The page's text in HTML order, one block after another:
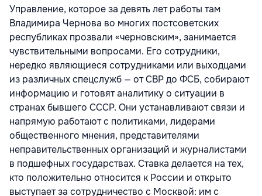
Управление, которое за девять лет работы там
Владимира Чернова во многих постсоветских
республиках прозвали «черновским», занимается
чувствительными вопросами. Его сотрудники,
нередко являющиеся сотрудниками или выходцами
из различных спецслужб — от СВР до ФСБ, собирают
информацию и готовят аналитику о ситуации в
странах бывшего СССР. Они устанавливают связи и
напрямую работают с политиками, лидерами
общественного мнения, представителями
неправительственных организаций и журналистами
в подшефных государствах. Ставка делается на тех,
кто положительно относится к России и открыто
выступает за сотрудничество с Москвой: им с